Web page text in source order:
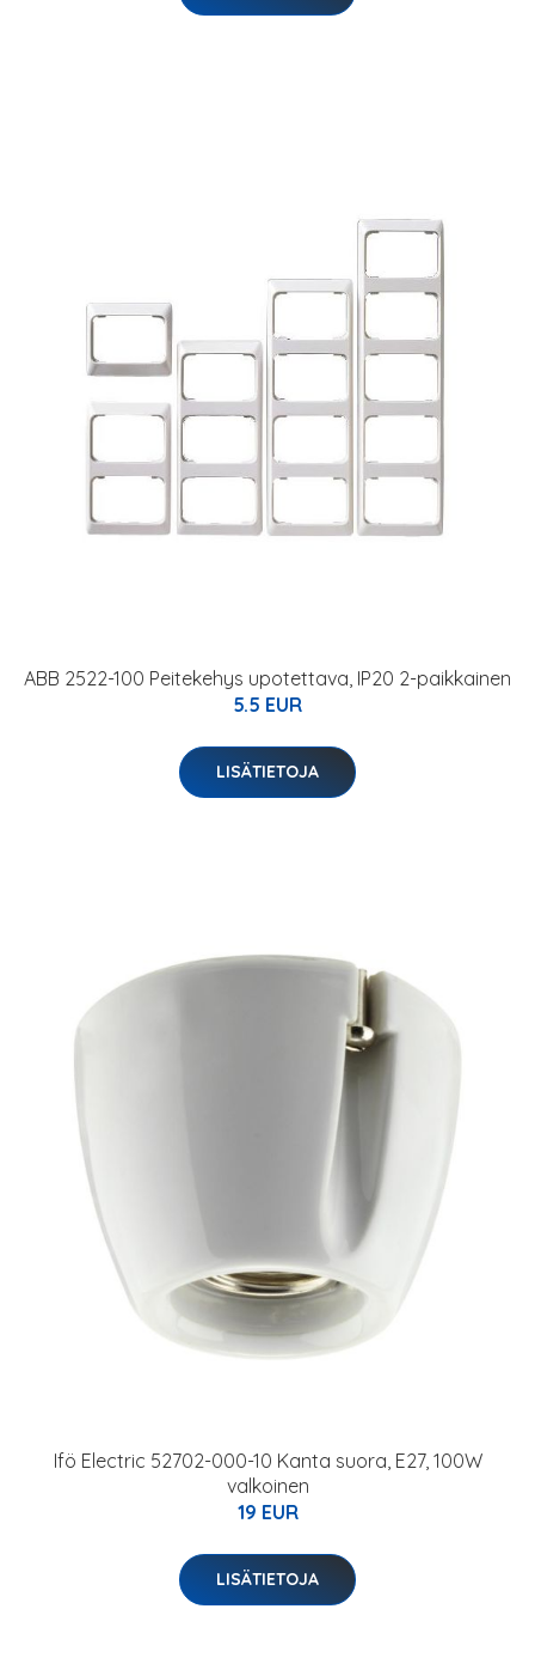
ABB 2522-100 Peitekehys upotettava, IP20 2-paikkainen
5.5 EUR
LISÄTIETOJA
Ifö Electric 52702-000-10 Kanta suora, E27, 100W
valkoinen
19 EUR
LISÄTIETOJA